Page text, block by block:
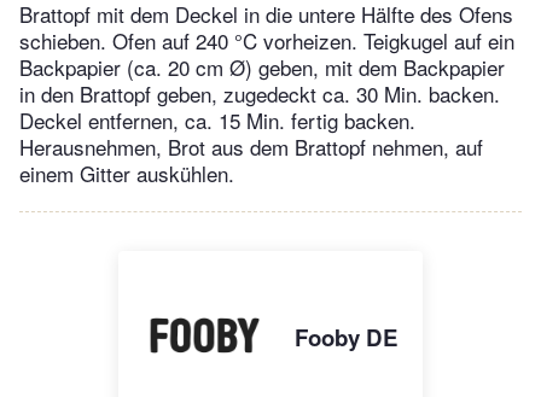
Brattopf mit dem Deckel in die untere Hälfte des Ofens
schieben. Ofen auf 240 °C vorheizen. Teigkugel auf ein
Backpapier (ca. 20 cm Ø) geben, mit dem Backpapier
in den Brattopf geben, zugedeckt ca. 30 Min. backen.
Deckel entfernen, ca. 15 Min. fertig backen.
Herausnehmen, Brot aus dem Brattopf nehmen, auf
einem Gitter auskühlen.
Fooby DE